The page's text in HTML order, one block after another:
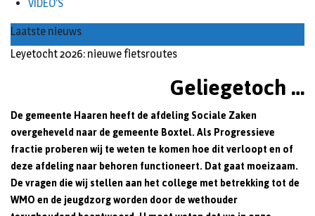
VIDEO’S
Laatste nieuws
Leyetocht 2026: nieuwe fietsroutes
Geliegetoch …
De gemeente Haaren heeft de afdeling Sociale Zaken
overgeheveld naar de gemeente Boxtel. Als Progressieve
fractie proberen wij te weten te komen hoe dit verloopt en of
deze afdeling naar behoren functioneert. Dat gaat moeizaam.
De vragen die wij stellen aan het college met betrekking tot de
WMO en de jeugdzorg worden door de wethouder